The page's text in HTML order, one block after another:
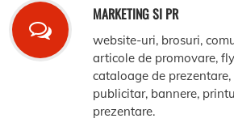
MARKETING SI PR
website-uri, brosuri,
articole de promovare,
cataloage de
publicitar, bannere,
prezentare.